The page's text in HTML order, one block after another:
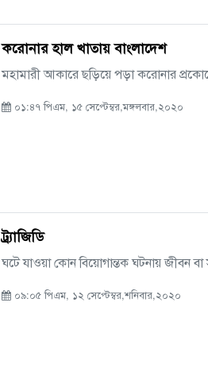
করোনার হাল খাতায় বাংলাদেশ
মহামারী আকারে ছড়িয়ে পড়া করোনার
০১:৪৭ পিএম, ১৫ সেপ্টেম্বর,মঙ্গলবার,২০২০
ট্র্যাজিডি
ঘটে যাওয়া কোন বিয়োগান্তক ঘটনায় জীবন বা
০৯:০৫ পিএম, ১২ সেপ্টেম্বর,শনিবার,২০২০